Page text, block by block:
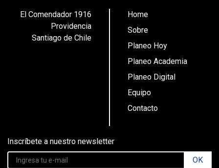
El Comendador 1916
Providencia
Santiago de Chile
Home
Sobre
Planeo Hoy
Planeo Academia
Planeo Digital
Equipo
Contacto
Inscríbete a nuestro newsletter
OK